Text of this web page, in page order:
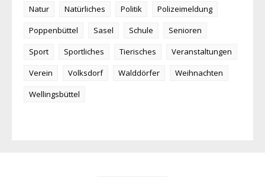
Natur
Natürliches Politik
Polizeimeldung
Poppenbüttel
Sasel Schule
Senioren
Sport
Sportliches Tierisches
Veranstaltungen
Verein
Volksdorf Walddörfer
Weihnachten
Wellingsbüttel